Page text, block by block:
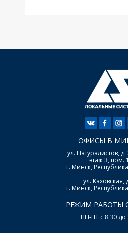
ОФИСЫ В
ул. Натуралистов, д.
этаж 3, пом.
г. Минск,
ул. Каховская,
г. Минск,
РЕЖИМ РАБОТЫ
ПН-ПТ с 8:30 до